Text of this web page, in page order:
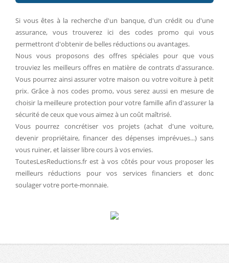
Si vous êtes à la recherche d'un banque, d'un crédit ou d'une
assurance, vous trouverez ici des codes promo qui vous
permettront d'obtenir de belles réductions ou avantages.
Nous vous proposons des offres spéciales pour que vous
trouviez les meilleurs offres en matière de contrats d'assurance.
Vous pourrez ainsi assurer votre maison ou votre voiture à petit
prix. Grâce à nos codes promo, vous serez aussi en mesure de
choisir la meilleure protection pour votre famille afin d'assurer la
sécurité de ceux que vous aimez à un coût maîtrisé.
Vous pourrez concrétiser vos projets (achat d'une voiture,
devenir propriétaire, financer des dépenses imprévues...) sans
vous ruiner, et laisser libre cours à vos envies.
ToutesLesReductions.fr est à vos côtés pour vous proposer les
meilleurs réductions pour vos services financiers et donc
soulager votre porte-monnaie.